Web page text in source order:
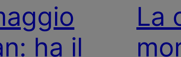
ha il
La